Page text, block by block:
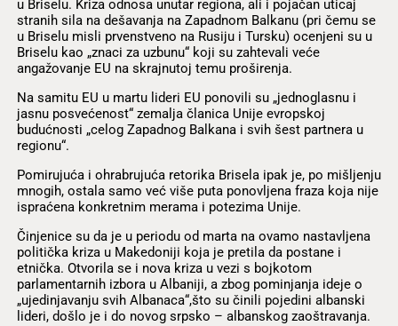
u Briselu. Kriza odnosa unutar regiona, ali i pojačan uticaj
stranih sila na dešavanja na Zapadnom Balkanu (pri čemu se
u Briselu misli prvenstveno na Rusiju i Tursku) ocenjeni su u
Briselu kao „znaci za uzbunu“ koji su zahtevali veće
angažovanje EU na skrajnutoj temu proširenja.
Na samitu EU u martu lideri EU ponovili su „jednoglasnu i
jasnu posvećenost“ zemalja članica Unije evropskoj
budućnosti „celog Zapadnog Balkana i svih šest partnera u
regionu“.
Pomirujuća i ohrabrujuća retorika Brisela ipak je, po mišljenju
mnogih, ostala samo već više puta ponovljena fraza koja nije
ispraćena konkretnim merama i potezima Unije.
Činjenice su da je u periodu od marta na ovamo nastavljena
politička kriza u Makedoniji koja je pretila da postane i
etnička. Otvorila se i nova kriza u vezi s bojkotom
parlamentarnih izbora u Albaniji, a zbog pominjanja ideje o
„ujedinjavanju svih Albanaca“,što su činili pojedini albanski
lideri, došlo je i do novog srpsko – albanskog zaoštravanja.